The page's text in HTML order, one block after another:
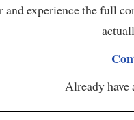
and experience the full
Already have